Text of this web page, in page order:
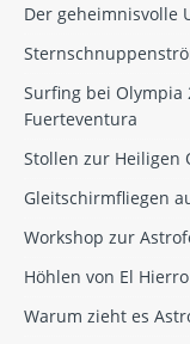
Der geheimnisvolle
Surfing bei Olympia
Fuerteventura
Stollen zur Heiligen
Gleitschirmfliegen
Workshop zur
Höhlen von El
Warum zieht es